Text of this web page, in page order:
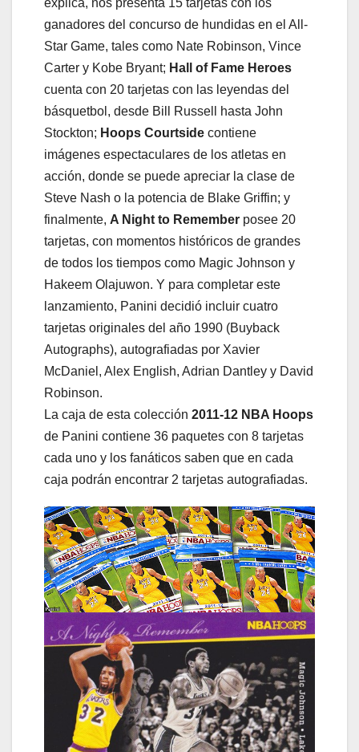
ganadores del concurso de hundidas en el All-
Star Game, tales como Nate Robinson, Vince
Carter y Kobe Bryant; Hall of Fame Heroes
cuenta con 20 tarjetas con las leyendas del
básquetbol, desde Bill Russell hasta John
Stockton; Hoops Courtside contiene
imágenes espectaculares de los atletas en
acción, donde se puede apreciar la clase de
Steve Nash o la potencia de Blake Griffin; y
finalmente, A Night to Remember posee 20
tarjetas, con momentos históricos de grandes
de todos los tiempos como Magic Johnson y
Hakeem Olajuwon. Y para completar este
lanzamiento, Panini decidió incluir cuatro
tarjetas originales del año 1990 (Buyback
Autographs), autografiadas por Xavier
McDaniel, Alex English, Adrian Dantley y David
Robinson.
La caja de esta colección 2011-12 NBA Hoops
de Panini contiene 36 paquetes con 8 tarjetas
cada uno y los fanáticos saben que en cada
caja podrán encontrar 2 tarjetas autografiadas.